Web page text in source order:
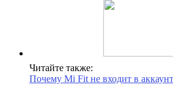
Читайте также:
Почему Mi Fit не входит в